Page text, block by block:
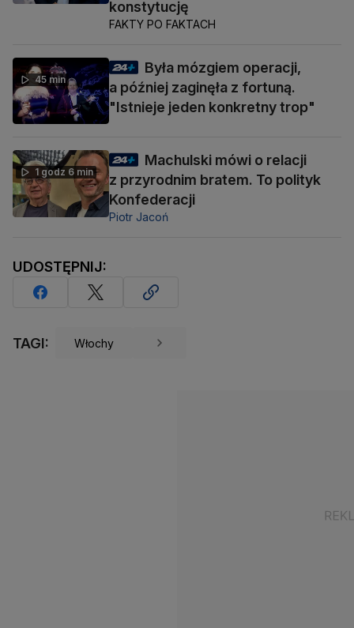
konstytucję
FAKTY PO FAKTACH
45 min
Była mózgiem operacji,
a później zaginęła z fortuną.
"Istnieje jeden konkretny trop"
1 godz 6 min
Machulski mówi o relacji
z przyrodnim bratem. To polityk
Konfederacji
Piotr Jacoń
UDOSTĘPNIJ:
TAGI: Włochy